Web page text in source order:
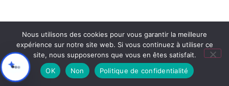
Nous utilisons des cookies pour vous garantir la meilleure
expérience sur notre site web. Si vous continuez à utiliser ce
site, nous supposerons que vous en êtes satisfait.
OK
Non Politique de confidentialité